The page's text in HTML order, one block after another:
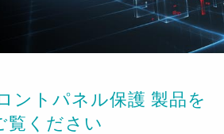
ントパネル保護 製品を
覧ください